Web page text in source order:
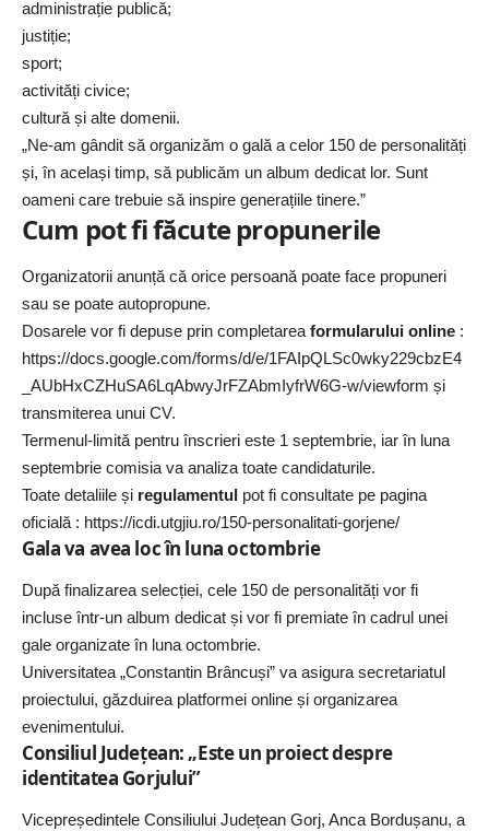
administrație publică;
justiție;
sport;
activități civice;
cultură și alte domenii.
„Ne-am gândit să organizăm o gală a celor 150 de personalități
și, în același timp, să publicăm un album dedicat lor. Sunt
oameni care trebuie să inspire generațiile tinere.”
Cum pot fi făcute propunerile
Organizatorii anunță că orice persoană poate face propuneri
sau se poate autopropune.
Dosarele vor fi depuse prin completarea formularului online :
https://docs.google.com/forms/d/e/1FAIpQLSc0wky229cbzE4
_AUbHxCZHuSA6LqAbwyJrFZAbmIyfrW6G-w/viewform și
transmiterea unui CV.
Termenul-limită pentru înscrieri este 1 septembrie, iar în luna
septembrie comisia va analiza toate candidaturile.
Toate detaliile și regulamentul pot fi consultate pe pagina
oficială : https://icdi.utgjiu.ro/150-personalitati-gorjene/
Gala va avea loc în luna octombrie
După finalizarea selecției, cele 150 de personalități vor fi
incluse într-un album dedicat și vor fi premiate în cadrul unei
gale organizate în luna octombrie.
Universitatea „Constantin Brâncuși” va asigura secretariatul
proiectului, găzduirea platformei online și organizarea
evenimentului.
Consiliul Județean: „Este un proiect despre
identitatea Gorjului”
Vicepreședintele Consiliului Județean Gorj, Anca Bordușanu, a